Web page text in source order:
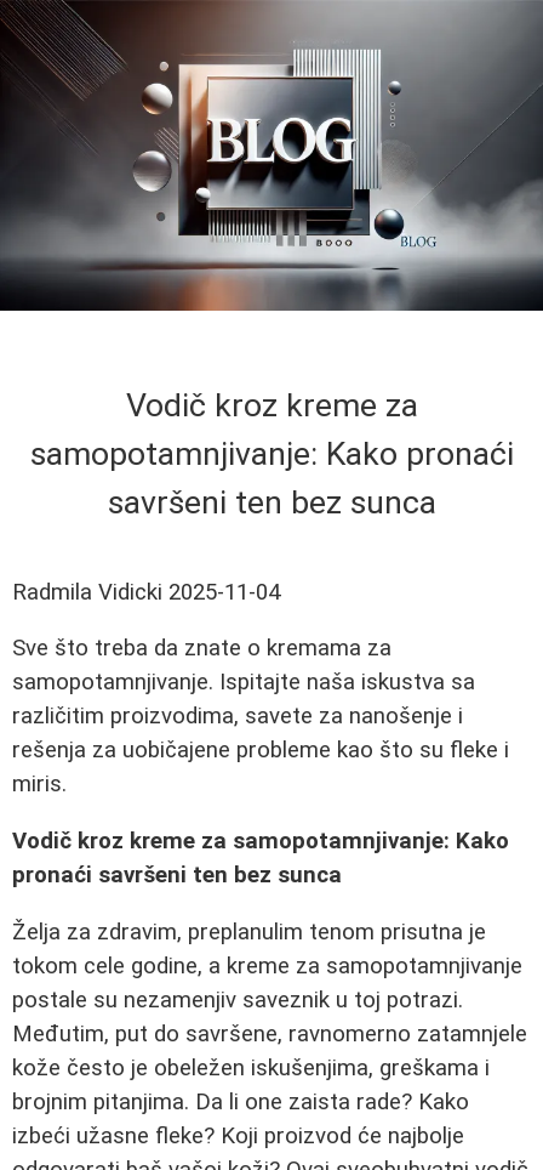
Vodič kroz kreme za
samopotamnjivanje: Kako pronaći
savršeni ten bez sunca
Radmila Vidicki 2025-11-04
Sve što treba da znate o kremama za
samopotamnjivanje. Ispitajte naša iskustva sa
različitim proizvodima, savete za nanošenje i
rešenja za uobičajene probleme kao što su fleke i
miris.
Vodič kroz kreme za samopotamnjivanje: Kako
pronaći savršeni ten bez sunca
Želja za zdravim, preplanulim tenom prisutna je
tokom cele godine, a kreme za samopotamnjivanje
postale su nezamenjiv saveznik u toj potrazi.
Međutim, put do savršene, ravnomerno zatamnjele
kože često je obeležen iskušenjima, greškama i
brojnim pitanjima. Da li one zaista rade? Kako
izbeći užasne fleke? Koji proizvod će najbolje